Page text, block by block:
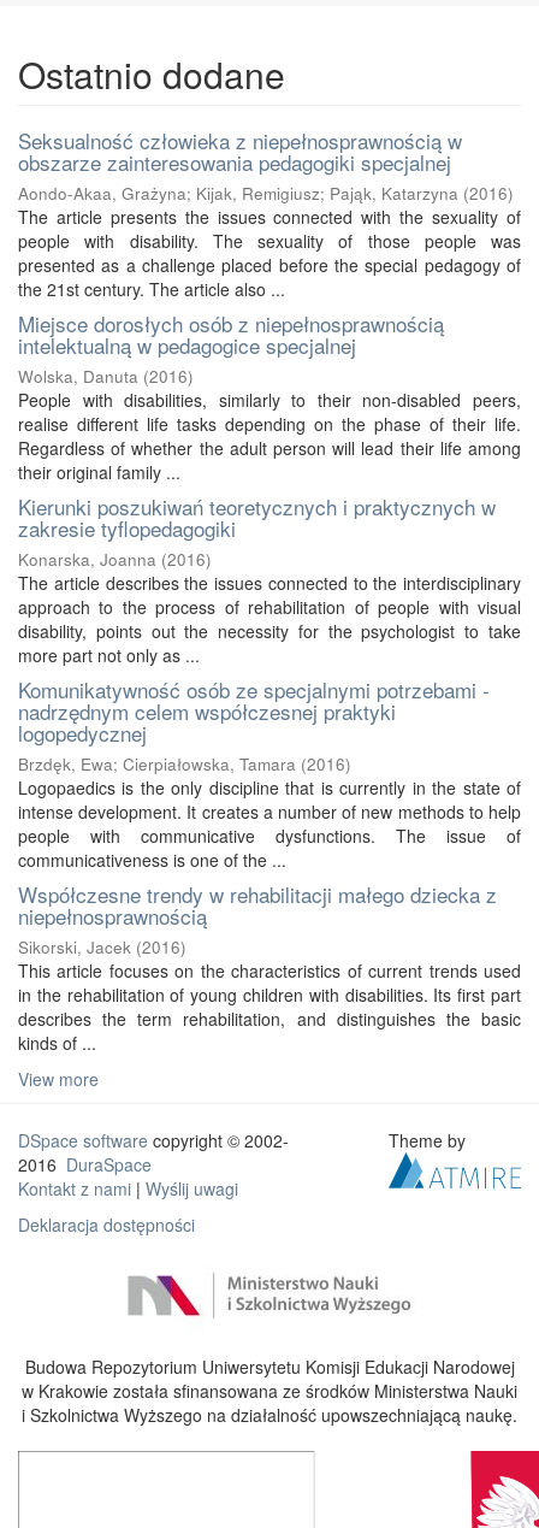
Ostatnio dodane
Seksualność człowieka z niepełnosprawnością w
obszarze zainteresowania pedagogiki specjalnej
Aondo-Akaa, Grażyna; Kijak, Remigiusz; Pająk, Katarzyna (2016)
The article presents the issues connected with the sexuality of
people with disability. The sexuality of those people was
presented as a challenge placed before the special pedagogy of
the 21st century. The article also ...
Miejsce dorosłych osób z niepełnosprawnością
intelektualną w pedagogice specjalnej
Wolska, Danuta (2016)
People with disabilities, similarly to their non-disabled peers,
realise different life tasks depending on the phase of their life.
Regardless of whether the adult person will lead their life among
their original family ...
Kierunki poszukiwań teoretycznych i praktycznych w
zakresie tyflopedagogiki
Konarska, Joanna (2016)
The article describes the issues connected to the interdisciplinary
approach to the process of rehabilitation of people with visual
disability, points out the necessity for the psychologist to take
more part not only as ...
Komunikatywność osób ze specjalnymi potrzebami -
nadrzędnym celem współczesnej praktyki
logopedycznej
Brzdęk, Ewa; Cierpiałowska, Tamara (2016)
Logopaedics is the only discipline that is currently in the state of
intense development. It creates a number of new methods to help
people with communicative dysfunctions. The issue of
communicativeness is one of the ...
Współczesne trendy w rehabilitacji małego dziecka z
niepełnosprawnością
Sikorski, Jacek (2016)
This article focuses on the characteristics of current trends used
in the rehabilitation of young children with disabilities. Its first part
describes the term rehabilitation, and distinguishes the basic
kinds of ...
View more
DSpace software copyright © 2002-
2016 DuraSpace
Kontakt z nami | Wyślij uwagi
Deklaracja dostępności
Theme by
Budowa Repozytorium Uniwersytetu Komisji Edukacji Narodowej
w Krakowie została sfinansowana ze środków Ministerstwa Nauki
i Szkolnictwa Wyższego na działalność upowszechniającą naukę.